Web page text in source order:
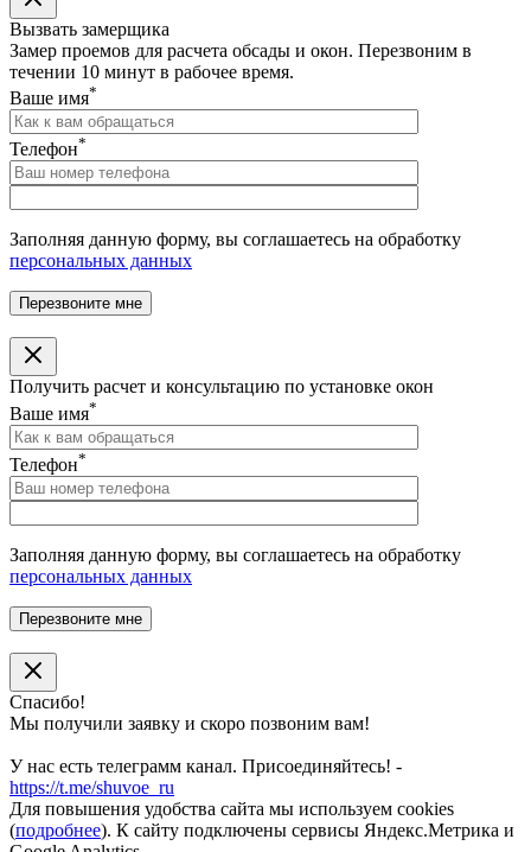
Вызвать замерщика
Замер проемов для расчета обсады и окон. Перезвоним в
течении 10 минут в рабочее время.
Ваше имя*
Телефон*
Заполняя данную форму, вы соглашаетесь на обработку
персональных данных
Получить расчет и консультацию по установке окон
Ваше имя*
Телефон*
Заполняя данную форму, вы соглашаетесь на обработку
персональных данных
Спасибо!
Мы получили заявку и скоро позвоним вам!
У нас есть телеграмм канал. Присоединяйтесь! -
https://t.me/shuvoe_ru
Для повышения удобства сайта мы используем cookies
(подробнее). К сайту подключены сервисы Яндекс.Метрика и